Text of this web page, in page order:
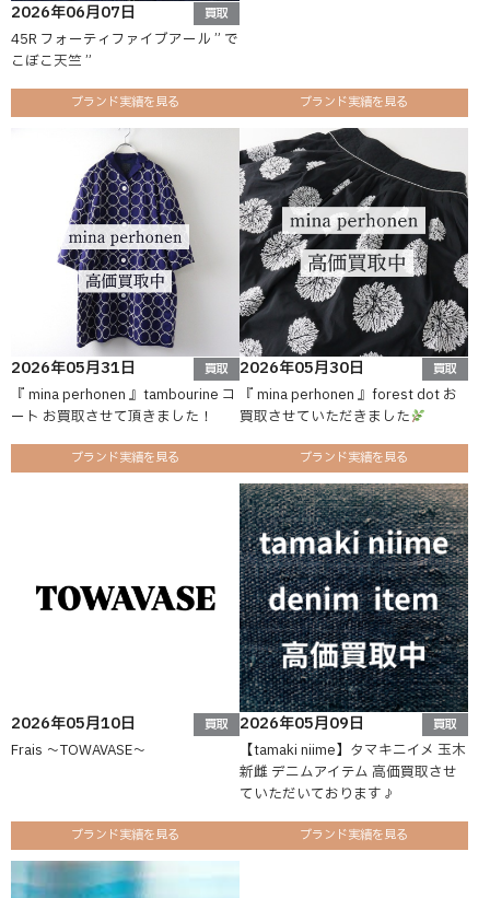
2026年06月07日 買取
45R フォーティファイブアール ” で
こぼこ天竺 ”
ブランド実績を見る ブランド実績を見る
2026年05月31日 買取
『 mina perhonen 』tambourine コ
ート お買取させて頂きました！
ブランド実績を見る
2026年05月30日 買取
『 mina perhonen 』forest dot お
買取させていただきました
ブランド実績を見る
2026年05月10日 買取
Frais ～TOWAVASE～
ブランド実績を見る
2026年05月09日 買取
【tamaki niime】タマキニイメ 玉木
新雌 デニムアイテム 高価買取させ
ていただいております♪
ブランド実績を見る